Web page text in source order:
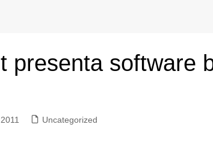
presenta software
Uncategorized